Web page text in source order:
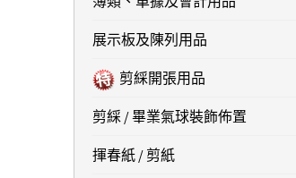
展示板及陳列用品
剪綵開張用品
剪綵 / 畢業氣球裝飾佈置
揮春紙 / 剪紙